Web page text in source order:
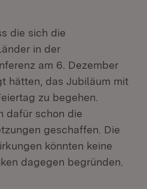
die sich die
in der
am 6. Dezember
hätten, das Jubiläum mit
zu begehen.
dafür schon die
geschaffen. Die
könnten keine
dagegen begründen.